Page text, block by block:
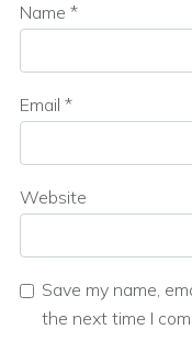
Name *
Email *
Website
Save my name,
the next time I